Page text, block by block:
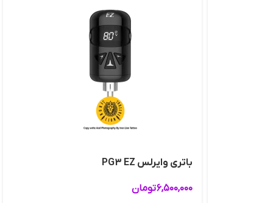
باتری وایرلس PG3 EZ
۶,۵۰۰,۰۰۰تومان